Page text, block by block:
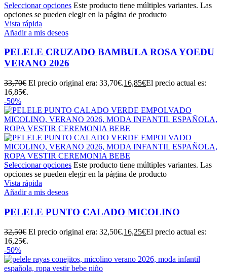
Seleccionar opciones Este producto tiene múltiples variantes. Las
opciones se pueden elegir en la página de producto
Vista rápida
Añadir a mis deseos
PELELE CRUZADO BAMBULA ROSA YOEDU
VERANO 2026
33,70€ El precio original era: 33,70€.16,85€El precio actual es:
16,85€.
-50%
Seleccionar opciones Este producto tiene múltiples variantes. Las
opciones se pueden elegir en la página de producto
Vista rápida
Añadir a mis deseos
PELELE PUNTO CALADO MICOLINO
32,50€ El precio original era: 32,50€.16,25€El precio actual es:
16,25€.
-50%